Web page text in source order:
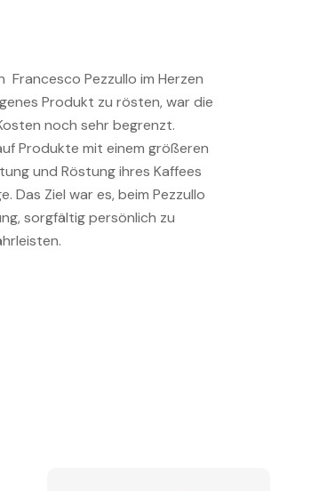
Francesco Pezzullo im Herzen
Produkt zu rösten, war die
noch sehr begrenzt.
Produkte mit einem größeren
und Röstung ihres Kaffees
Das Ziel war es, beim Pezzullo
sorgfältig persönlich zu